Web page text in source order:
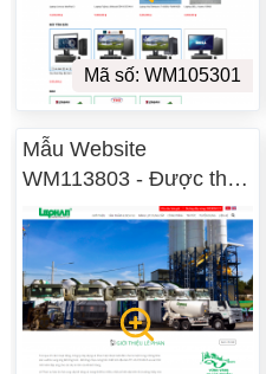
Mã số: WM105301
Mẫu Website
WM113803 - Được thiết
kế tại Sơn La